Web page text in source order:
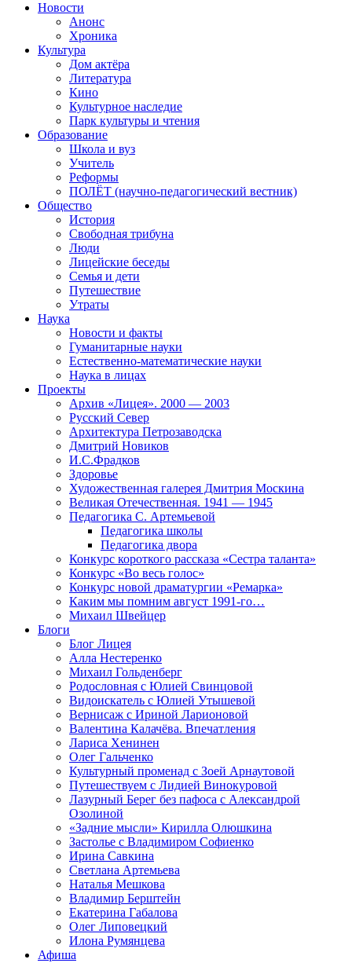
Новости
Анонс
Хроника
Культура
Дом актёра
Литература
Кино
Культурное наследие
Парк культуры и чтения
Образование
Школа и вуз
Учитель
Реформы
ПОЛЁТ (научно-педагогический вестник)
Общество
История
Свободная трибуна
Люди
Лицейские беседы
Семья и дети
Путешествие
Утраты
Наука
Новости и факты
Гуманитарные науки
Естественно-математические науки
Наука в лицах
Проекты
Архив «Лицея». 2000 — 2003
Русский Север
Архитектура Петрозаводска
Дмитрий Новиков
И.С.Фрадков
Здоровье
Художественная галерея Дмитрия Москина
Великая Отечественная. 1941 — 1945
Педагогика С. Артемьевой
Педагогика школы
Педагогика двора
Конкурс короткого рассказа «Сестра таланта»
Конкурс «Во весь голос»
Конкурс новой драматургии «Ремарка»
Каким мы помним август 1991-го…
Михаил Швейцер
Блоги
Блог Лицея
Алла Нестеренко
Михаил Гольденберг
Родословная с Юлией Свинцовой
Видоискатель с Юлией Утышевой
Вернисаж с Ириной Ларионовой
Валентина Калачёва. Впечатления
Лариса Хенинен
Олег Гальченко
Культурный променад с Зоей Арнаутовой
Путешествуем с Лидией Винокуровой
Лазурный Берег без пафоса с Александрой
Озолиной
«Задние мысли» Кирилла Олюшкина
Застолье с Владимиром Софиенко
Ирина Савкина
Светлана Артемьева
Наталья Мешкова
Владимир Берштейн
Екатерина Габалова
Олег Липовецкий
Илона Румянцева
Афиша